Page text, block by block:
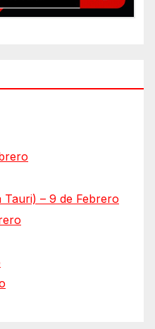
Tauri) – 9 de Febrero